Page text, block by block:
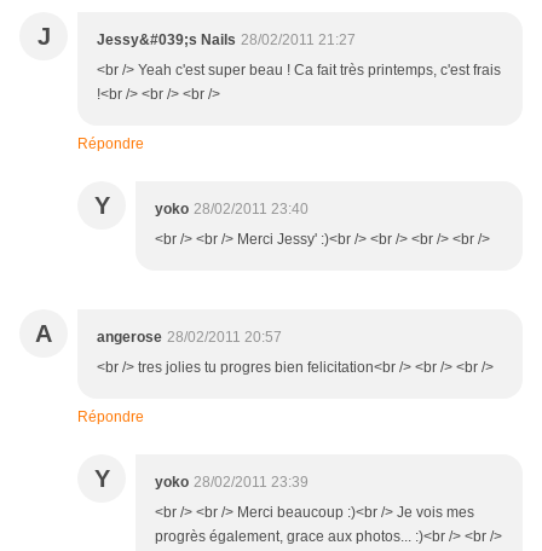
J Jessy&#039;s Nails 28/02/2011 21:27
<br /> Yeah c'est super beau ! Ca fait très printemps, c'est frais
!<br /> <br /> <br />
Répondre
Y yoko 28/02/2011 23:40
<br /> <br /> Merci Jessy' :)<br /> <br /> <br /> <br />
A angerose 28/02/2011 20:57
<br /> tres jolies tu progres bien felicitation<br /> <br /> <br />
Répondre
Y yoko 28/02/2011 23:39
<br /> <br /> Merci beaucoup :)<br /> Je vois mes
progrès également, grace aux photos... :)<br /> <br />